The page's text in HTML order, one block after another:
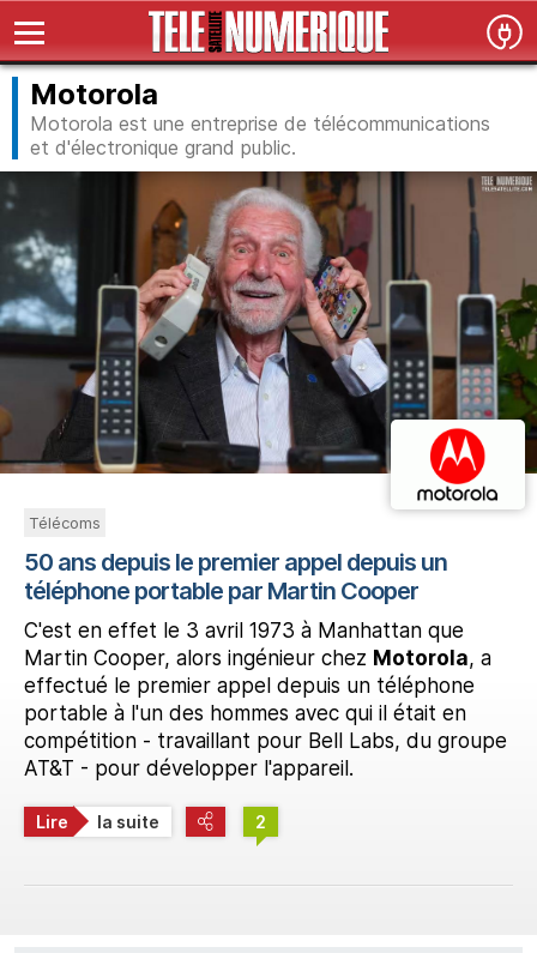
Motorola
Motorola est une entreprise de télécommunications
et d'électronique grand public.
Télécoms
50 ans depuis le premier appel depuis un
téléphone portable par Martin Cooper
C'est en effet le 3 avril 1973 à Manhattan que
Martin Cooper, alors ingénieur chez Motorola, a
effectué le premier appel depuis un téléphone
portable à l'un des hommes avec qui il était en
compétition - travaillant pour Bell Labs, du groupe
AT&T - pour développer l'appareil.
Lire la suite 2